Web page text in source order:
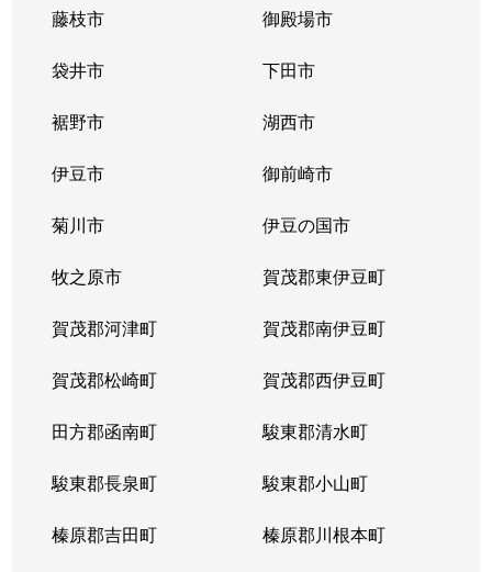
藤枝市 御殿場市
袋井市 下田市
裾野市 湖西市
伊豆市 御前崎市
菊川市 伊豆の国市
牧之原市 賀茂郡東伊豆町
賀茂郡河津町 賀茂郡南伊豆町
賀茂郡松崎町 賀茂郡西伊豆町
田方郡函南町 駿東郡清水町
駿東郡長泉町 駿東郡小山町
榛原郡吉田町 榛原郡川根本町